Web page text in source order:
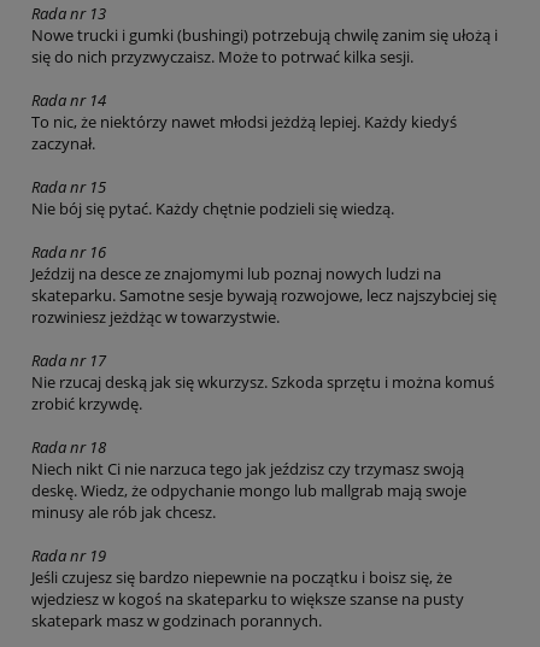
Rada nr 13
Nowe trucki i gumki (bushingi) potrzebują chwilę zanim się ułożą i
się do nich przyzwyczaisz. Może to potrwać kilka sesji.
Rada nr 14
To nic, że niektórzy nawet młodsi jeżdżą lepiej. Każdy kiedyś
zaczynał.
Rada nr 15
Nie bój się pytać. Każdy chętnie podzieli się wiedzą.
Rada nr 16
Jeździj na desce ze znajomymi lub poznaj nowych ludzi na
skateparku. Samotne sesje bywają rozwojowe, lecz najszybciej się
rozwiniesz jeżdżąc w towarzystwie.
Rada nr 17
Nie rzucaj deską jak się wkurzysz. Szkoda sprzętu i można komuś
zrobić krzywdę.
Rada nr 18
Niech nikt Ci nie narzuca tego jak jeździsz czy trzymasz swoją
deskę. Wiedz, że odpychanie mongo lub mallgrab mają swoje
minusy ale rób jak chcesz.
Rada nr 19
Jeśli czujesz się bardzo niepewnie na początku i boisz się, że
wjedziesz w kogoś na skateparku to większe szanse na pusty
skatepark masz w godzinach porannych.